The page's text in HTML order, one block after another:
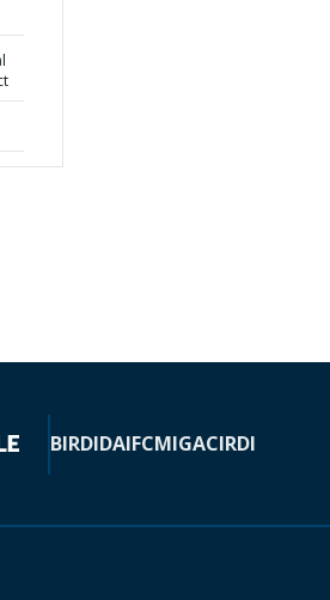
BIRDIDAIFCMIGACIRDI